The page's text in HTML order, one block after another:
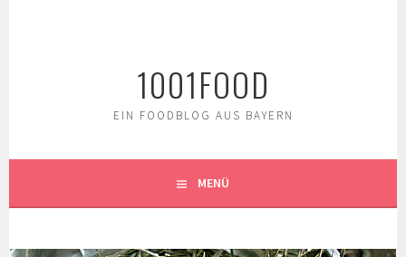
1001FOOD
EIN FOODBLOG AUS BAYERN
MENÜ